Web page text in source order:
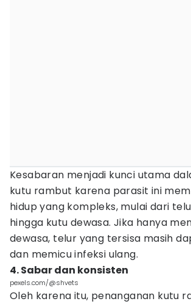
Kesabaran menjadi kunci utama
kutu rambut karena parasit ini
hidup yang kompleks, mulai dari
hingga kutu dewasa. Jika hanya
dewasa, telur yang tersisa masih
dan memicu infeksi ulang.
4. Sabar dan konsisten
pexels.com/@shvets
Oleh karena itu, penanganan kutu